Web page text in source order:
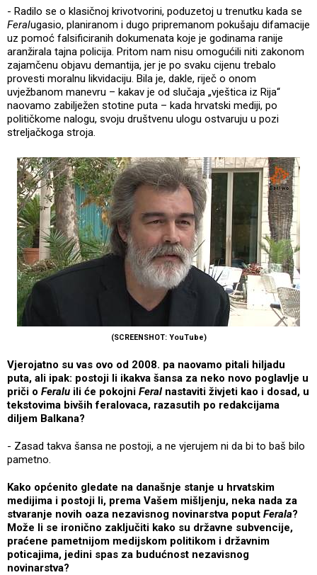
- Radilo se o klasičnoj krivotvorini, poduzetoj u trenutku kada se
Feralugasio, planiranom i dugo pripremanom pokušaju difamacije
uz pomoć falsificiranih dokumenata koje je godinama ranije
aranžirala tajna policija. Pritom nam nisu omogućili niti zakonom
zajamčenu objavu demantija, jer je po svaku cijenu trebalo
provesti moralnu likvidaciju. Bila je, dakle, riječ o onom
uvježbanom manevru – kakav je od slučaja „vještica iz Rija“
naovamo zabilježen stotine puta – kada hrvatski mediji, po
političkome nalogu, svoju društvenu ulogu ostvaruju u pozi
streljačkoga stroja.
(SCREENSHOT: YouTube)
Vjerojatno su vas ovo od 2008. pa naovamo pitali hiljadu
puta, ali ipak: postoji li ikakva šansa za neko novo poglavlje u
priči o Feralu ili će pokojni Feral nastaviti živjeti kao i dosad, u
tekstovima bivših feralovaca, razasutih po redakcijama
diljem Balkana?
- Zasad takva šansa ne postoji, a ne vjerujem ni da bi to baš bilo
pametno.
Kako općenito gledate na današnje stanje u hrvatskim
medijima i postoji li, prema Vašem mišljenju, neka nada za
stvaranje novih oaza nezavisnog novinarstva poput Ferala?
Može li se ironično zaključiti kako su državne subvencije,
praćene pametnijom medijskom politikom i državnim
poticajima, jedini spas za budućnost nezavisnog
novinarstva?